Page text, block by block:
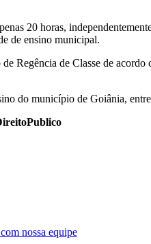
20 horas,
de ensino municipal.
Regência de Classe de
do município de Goiânia,